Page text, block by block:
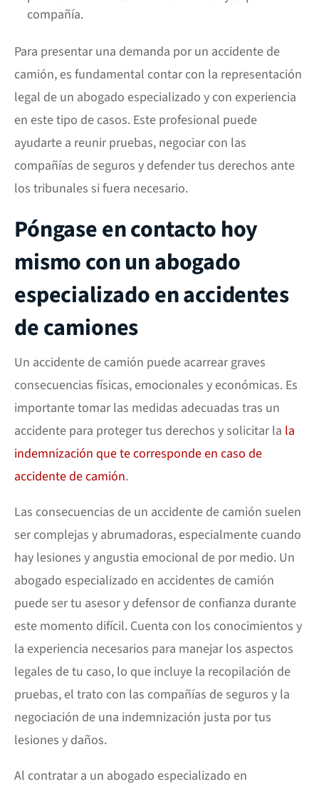
compañía.
Para presentar una demanda por un accidente de
camión, es fundamental contar con la representación
legal de un abogado especializado y con experiencia
en este tipo de casos. Este profesional puede
ayudarte a reunir pruebas, negociar con las
compañías de seguros y defender tus derechos ante
los tribunales si fuera necesario.
Póngase en contacto hoy
mismo con un abogado
especializado en accidentes
de camiones
Un accidente de camión puede acarrear graves
consecuencias físicas, emocionales y económicas. Es
importante tomar las medidas adecuadas tras un
accidente para proteger tus derechos y solicitar la la
indemnización que te corresponde en caso de
accidente de camión.
Las consecuencias de un accidente de camión suelen
ser complejas y abrumadoras, especialmente cuando
hay lesiones y angustia emocional de por medio. Un
abogado especializado en accidentes de camión
puede ser tu asesor y defensor de confianza durante
este momento difícil. Cuenta con los conocimientos y
la experiencia necesarios para manejar los aspectos
legales de tu caso, lo que incluye la recopilación de
pruebas, el trato con las compañías de seguros y la
negociación de una indemnización justa por tus
lesiones y daños.
Al contratar a un abogado especializado en